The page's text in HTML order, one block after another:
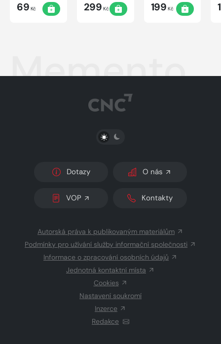
69 Kč 299 Kč 199 Kč
Memento
PŘEPNOUT SVĚTLÝ/TMAVÝ REŽIM
Dotazy O nás
VOP Kontakty
Autorská práva k publikovaným materiálům
Podmínky pro užívání služby informační společnosti
Informace o zpracování osobních údajů
Jednotná kontaktní místa
Cookies
Nastavení soukromí
Inzerce
Redakce